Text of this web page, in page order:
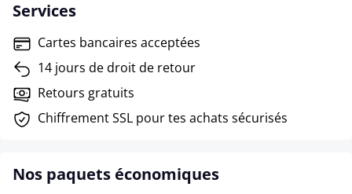
Services
Cartes bancaires acceptées
14 jours de droit de retour
Retours gratuits
Chiffrement SSL pour tes achats sécurisés
Nos paquets économiques